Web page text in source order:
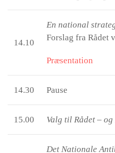
14.10
En national
Forslag fra Rådet
Præsentation
14.30 Pause
15.00 Valg til Rådet –
Det Nationale